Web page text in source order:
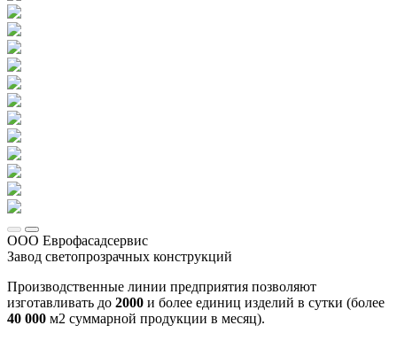
ООО Еврофасадсервис
Завод светопрозрачных конструкций
Производственные линии предприятия позволяют
изготавливать до 2000 и более единиц изделий в сутки (более
40 000 м2 суммарной продукции в месяц).